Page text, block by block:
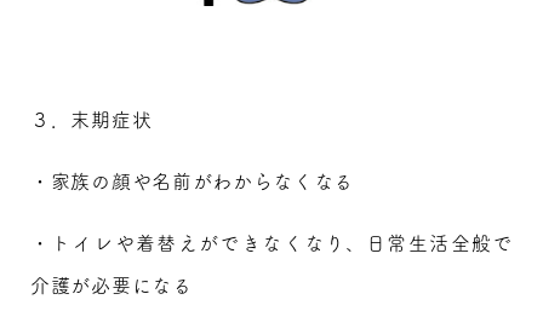
３．末期症状
・家族の顔や名前がわからなくなる
・トイレや着替えができなくなり、日常生活全般で
介護が必要になる